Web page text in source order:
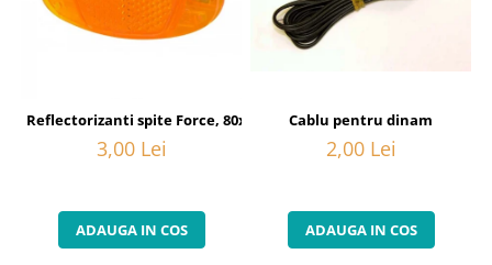
Reflectorizanti spite Force, 80x40 mm, orange
3,00 Lei
ADAUGA IN COS
Cablu pentru dinam
2,00 Lei
ADAUGA IN COS